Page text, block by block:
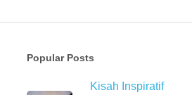
Popular Posts
Kisah Inspiratif